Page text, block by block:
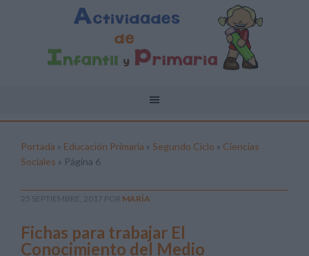
Portada » Educación Primaria » Segundo Ciclo » Ciencias
Sociales » Página 6
25 SEPTIEMBRE, 2017 POR MARÍA
Fichas para trabajar El
Conocimiento del Medio